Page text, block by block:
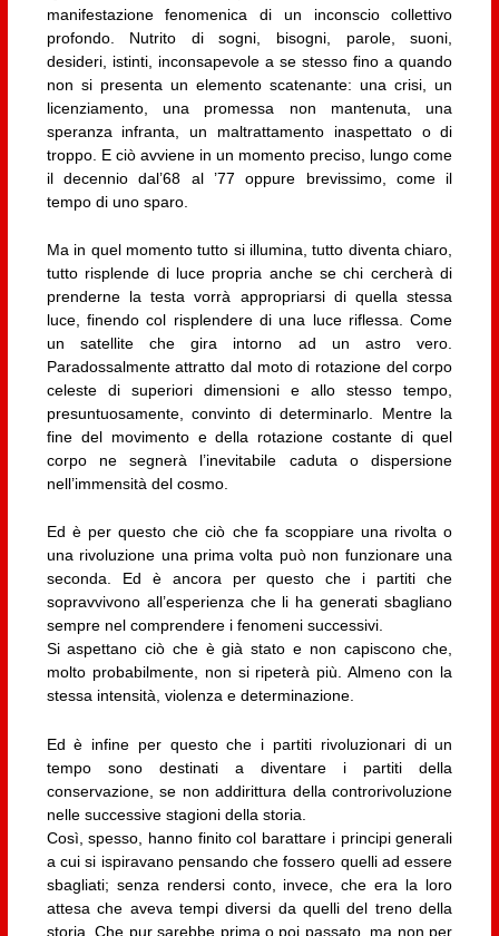
manifestazione fenomenica di un inconscio collettivo
profondo. Nutrito di sogni, bisogni, parole, suoni,
desideri, istinti, inconsapevole a se stesso fino a quando
non si presenta un elemento scatenante: una crisi, un
licenziamento, una promessa non mantenuta, una
speranza infranta, un maltrattamento inaspettato o di
troppo. E ciò avviene in un momento preciso, lungo come
il decennio dal’68 al ’77 oppure brevissimo, come il
tempo di uno sparo.
Ma in quel momento tutto si illumina, tutto diventa chiaro,
tutto risplende di luce propria anche se chi cercherà di
prenderne la testa vorrà appropriarsi di quella stessa
luce, finendo col risplendere di una luce riflessa. Come
un satellite che gira intorno ad un astro vero.
Paradossalmente attratto dal moto di rotazione del corpo
celeste di superiori dimensioni e allo stesso tempo,
presuntuosamente, convinto di determinarlo. Mentre la
fine del movimento e della rotazione costante di quel
corpo ne segnerà l’inevitabile caduta o dispersione
nell’immensità del cosmo.
Ed è per questo che ciò che fa scoppiare una rivolta o
una rivoluzione una prima volta può non funzionare una
seconda. Ed è ancora per questo che i partiti che
sopravvivono all’esperienza che li ha generati sbagliano
sempre nel comprendere i fenomeni successivi.
Si aspettano ciò che è già stato e non capiscono che,
molto probabilmente, non si ripeterà più. Almeno con la
stessa intensità, violenza e determinazione.
Ed è infine per questo che i partiti rivoluzionari di un
tempo sono destinati a diventare i partiti della
conservazione, se non addirittura della controrivoluzione
nelle successive stagioni della storia.
Così, spesso, hanno finito col barattare i principi generali
a cui si ispiravano pensando che fossero quelli ad essere
sbagliati; senza rendersi conto, invece, che era la loro
attesa che aveva tempi diversi da quelli del treno della
storia. Che pur sarebbe prima o poi passato, ma non per